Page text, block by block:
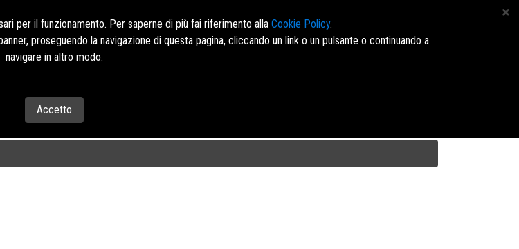
Contatti Tel:+39 085 4164960 - E-mail: info@marinopavone.it - Ordini:https://dms.marinopavone.it/
per il funzionamento. Per saperne di più fai riferimento alla Cookie Policy.
proseguendo la navigazione di questa pagina, cliccando un link o un pulsante o continuando a
navigare in altro modo.
Accetto